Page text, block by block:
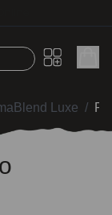
Luxe /